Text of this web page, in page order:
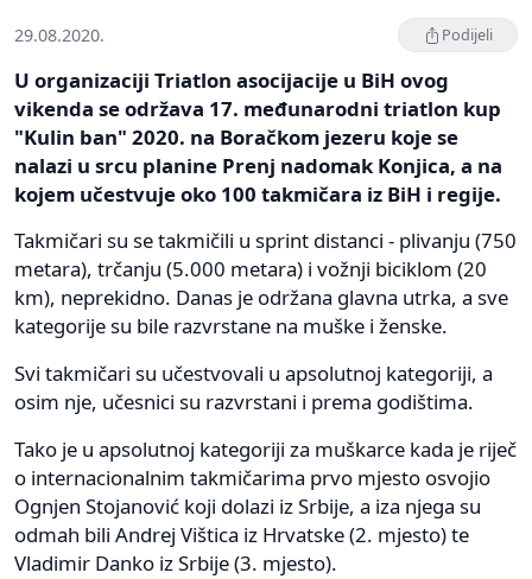
29.08.2020. Podijeli
U organizaciji Triatlon asocijacije u BiH ovog
vikenda se održava 17. međunarodni triatlon kup
"Kulin ban" 2020. na Boračkom jezeru koje se
nalazi u srcu planine Prenj nadomak Konjica, a na
kojem učestvuje oko 100 takmičara iz BiH i regije.
Takmičari su se takmičili u sprint distanci - plivanju (750
metara), trčanju (5.000 metara) i vožnji biciklom (20
km), neprekidno. Danas je održana glavna utrka, a sve
kategorije su bile razvrstane na muške i ženske.
Svi takmičari su učestvovali u apsolutnoj kategoriji, a
osim nje, učesnici su razvrstani i prema godištima.
Tako je u apsolutnoj kategoriji za muškarce kada je riječ
o internacionalnim takmičarima prvo mjesto osvojio
Ognjen Stojanović koji dolazi iz Srbije, a iza njega su
odmah bili Andrej Vištica iz Hrvatske (2. mjesto) te
Vladimir Danko iz Srbije (3. mjesto).